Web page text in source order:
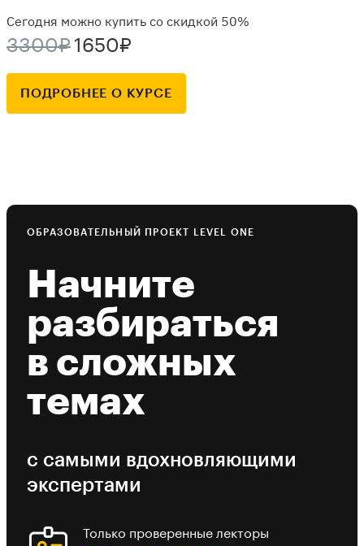
Сегодня можно купить со скидкой 50%
3300₽ 1650₽
ПОДРОБНЕЕ О КУРСЕ
ОБРАЗОВАТЕЛЬНЫЙ ПРОЕКТ LEVEL ONE
Начните
разбираться
в сложных
темах
с самыми вдохновляющими
экспертами
Только проверенные лекторы